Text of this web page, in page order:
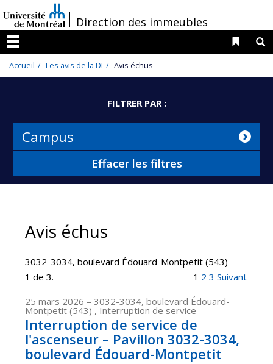
au
contenu
/Direction des immeubles
Menu
Liens
Accueil Les avis de la DI Avis échus
FILTRER PAR :
Campus
Effacer les filtres
Avis échus
3032-3034, boulevard Édouard-Montpetit (543)
1 de 3.
1 2 3 Suivant
25 mars 2026 – 3032-3034, boulevard Édouard-
Montpetit (543) , Interruption de service
Interruption de service de
l'ascenseur – Pavillon 3032-3034,
boulevard Édouard-Montpetit